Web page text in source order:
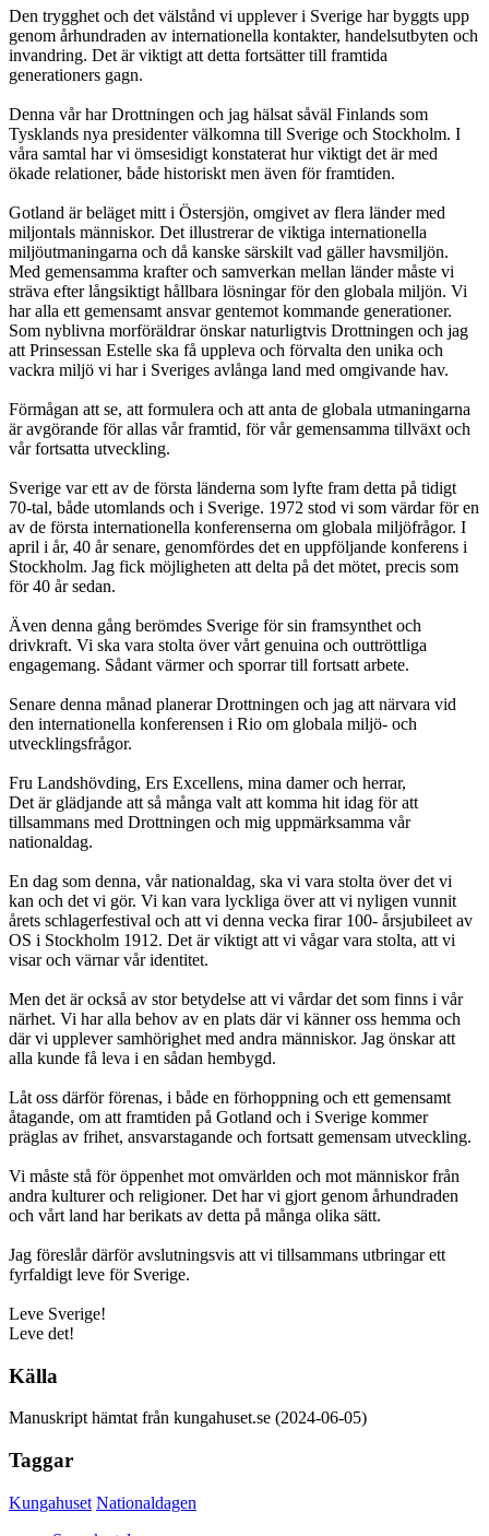
Den trygghet och det välstånd vi upplever i Sverige har byggts upp
genom århundraden av internationella kontakter, handelsutbyten och
invandring. Det är viktigt att detta fortsätter till framtida
generationers gagn.
Denna vår har Drottningen och jag hälsat såväl Finlands som
Tysklands nya presidenter välkomna till Sverige och Stockholm. I
våra samtal har vi ömsesidigt konstaterat hur viktigt det är med
ökade relationer, både historiskt men även för framtiden.
Gotland är beläget mitt i Östersjön, omgivet av flera länder med
miljontals människor. Det illustrerar de viktiga internationella
miljöutmaningarna och då kanske särskilt vad gäller havsmiljön.
Med gemensamma krafter och samverkan mellan länder måste vi
sträva efter långsiktigt hållbara lösningar för den globala miljön. Vi
har alla ett gemensamt ansvar gentemot kommande generationer.
Som nyblivna morföräldrar önskar naturligtvis Drottningen och jag
att Prinsessan Estelle ska få uppleva och förvalta den unika och
vackra miljö vi har i Sveriges avlånga land med omgivande hav.
Förmågan att se, att formulera och att anta de globala utmaningarna
är avgörande för allas vår framtid, för vår gemensamma tillväxt och
vår fortsatta utveckling.
Sverige var ett av de första länderna som lyfte fram detta på tidigt
70-tal, både utomlands och i Sverige. 1972 stod vi som värdar för en
av de första internationella konferenserna om globala miljöfrågor. I
april i år, 40 år senare, genomfördes det en uppföljande konferens i
Stockholm. Jag fick möjligheten att delta på det mötet, precis som
för 40 år sedan.
Även denna gång berömdes Sverige för sin framsynthet och
drivkraft. Vi ska vara stolta över vårt genuina och outtröttliga
engagemang. Sådant värmer och sporrar till fortsatt arbete.
Senare denna månad planerar Drottningen och jag att närvara vid
den internationella konferensen i Rio om globala miljö- och
utvecklingsfrågor.
Fru Landshövding, Ers Excellens, mina damer och herrar,
Det är glädjande att så många valt att komma hit idag för att
tillsammans med Drottningen och mig uppmärksamma vår
nationaldag.
En dag som denna, vår nationaldag, ska vi vara stolta över det vi
kan och det vi gör. Vi kan vara lyckliga över att vi nyligen vunnit
årets schlagerfestival och att vi denna vecka firar 100- årsjubileet av
OS i Stockholm 1912. Det är viktigt att vi vågar vara stolta, att vi
visar och värnar vår identitet.
Men det är också av stor betydelse att vi vårdar det som finns i vår
närhet. Vi har alla behov av en plats där vi känner oss hemma och
där vi upplever samhörighet med andra människor. Jag önskar att
alla kunde få leva i en sådan hembygd.
Låt oss därför förenas, i både en förhoppning och ett gemensamt
åtagande, om att framtiden på Gotland och i Sverige kommer
präglas av frihet, ansvarstagande och fortsatt gemensam utveckling.
Vi måste stå för öppenhet mot omvärlden och mot människor från
andra kulturer och religioner. Det har vi gjort genom århundraden
och vårt land har berikats av detta på många olika sätt.
Jag föreslår därför avslutningsvis att vi tillsammans utbringar ett
fyrfaldigt leve för Sverige.
Leve Sverige!
Leve det!
Källa
Manuskript hämtat från kungahuset.se (2024-06-05)
Taggar
Kungahuset Nationaldagen